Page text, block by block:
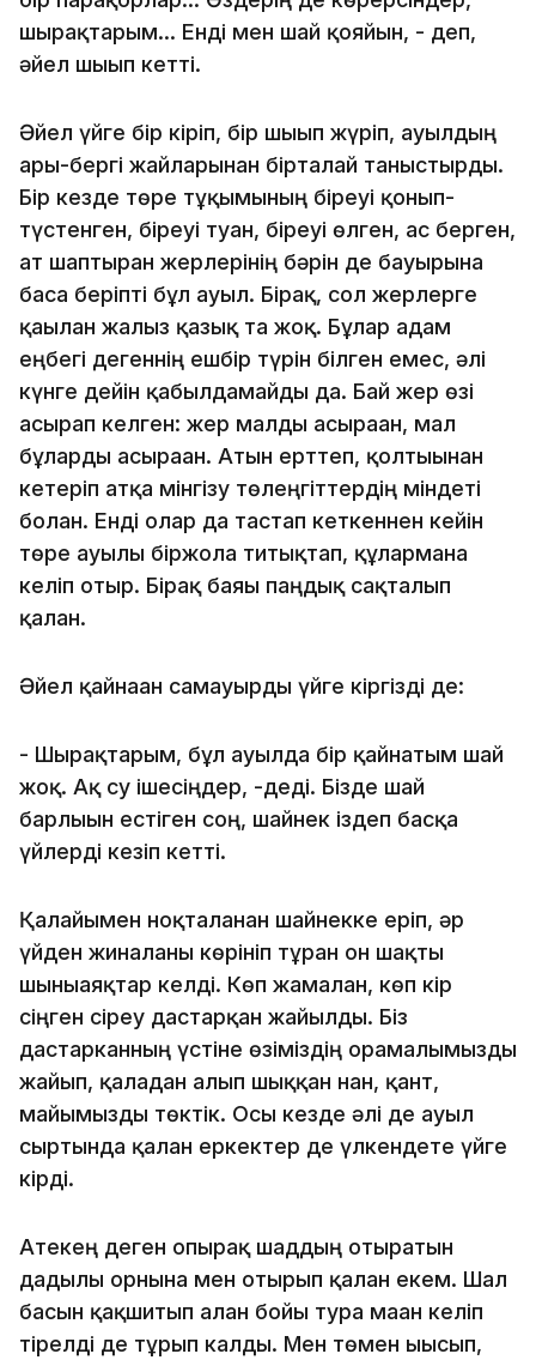
шырақтарым... Енді мен шай қояйын, - деп,
әйел шығып кетті.
Әйел үйге бір кіріп, бір шығып жүріп, ауылдың
арғы-бергі жайларынан бірталай таныстырды.
Бір кезде төре тұқымының біреуі қонып-
түстенген, біреуі туған, біреуі өлген, ас берген,
ат шаптырған жерлерінің бәрін де бауырына
баса беріпті бұл ауыл. Бірақ, сол жерлерге
қағылған жалғыз қазық та жоқ. Бұлар адам
еңбегі дегеннің ешбір түрін білген емес, әлі
күнге дейін қабылдамайды да. Бай жер өзі
асырап келген: жер малды асыраған, мал
бұларды асыраған. Атын ерттеп, қолтығынан
кетеріп атқа мінгізу төлеңгіттердің міндеті
болған. Енді олар да тастап кеткеннен кейін
төре ауылы біржола титықтап, құларманға
келіп отыр. Бірақ баяғы паңдық сақталып
қалған.
Әйел қайнаған самауырды үйге кіргізді де:
- Шырақтарым, бұл ауылда бір қайнатым шай
жоқ. Ақ су ішесіңдер, -деді. Бізде шай
барлығын естіген соң, шайнек іздеп басқа
үйлерді кезіп кетті.
Қалайымен ноқталанған шайнекке еріп, әр
үйден жиналғаны көрініп тұрған он шақты
шыныаяқтар келді. Көп жамалған, көп кір
сіңген сіреу дастарқан жайылды. Біз
дастарканның үстіне өзіміздің орамалымызды
жайып, қаладан алып шыққан нан, қант,
майымызды төктік. Осы кезде әлі де ауыл
сыртында қалған еркектер де үлкендете үйге
кірді.
Атекең деген опырақ шаддың отыратын
дағдылы орнына мен отырып қалған екем. Шал
басын қақшитып алған бойы тура маған келіп
тірелді де тұрып калды. Мен төмен ығысып,